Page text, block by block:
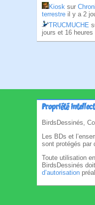
Kiosk sur
terrestre il y a 2
TRUCMUCHE
jours et 16 heures
Propriété
BirdsDessinés,
Les BDs et
sont protégés par
Toute utilisation
BirdsDessinés
d’autorisation